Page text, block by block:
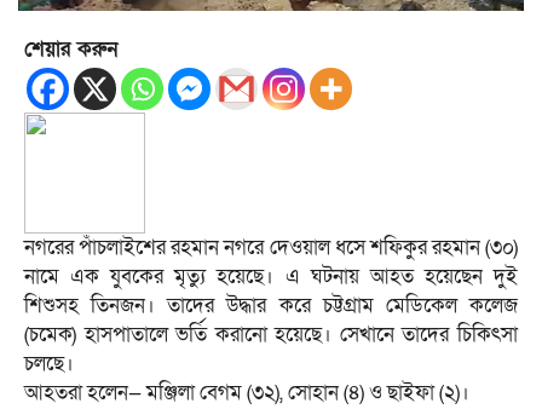
শেয়ার করুন
নগরের পাঁচলাইশের রহমান নগরে দেওয়াল ধসে শফিকুর রহমান (৩০)
নামে এক যুবকের মৃত্যু হয়েছে। এ ঘটনায় আহত হয়েছেন দুই
শিশুসহ তিনজন। তাদের উদ্ধার করে চট্টগ্রাম মেডিকেল কলেজ
(চমেক) হাসপাতালে ভর্তি করানো হয়েছে। সেখানে তাদের চিকিৎসা
চলছে।
আহতরা হলেন— মঞ্জিলা বেগম (৩২), সোহান (৪) ও ছাইফা (২)।